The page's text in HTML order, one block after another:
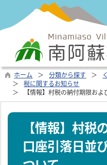
ホーム 分類から探す
税に関するお知らせ
【情報】村税の納付期限お
【情報】村税
口座引落日並